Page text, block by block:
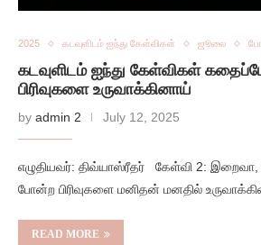
2025 கடவுளிடம் ஐந்து கேள்விகள் ஜூலை
கடவுளிடம் ஐந்து கேள்விகள்
பிரிவுகளை உருவாக்கினாய்
by admin 2 July 12, 2025
எழுதியவர்: திவ்யாஸ்ரீதர் கேள்வி 2:
போன்ற பிரிவுகளை மனிதன் மனதில்
READ MORE